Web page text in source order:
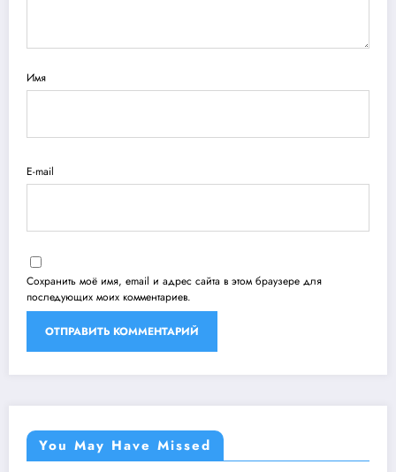
Имя
E-mail
Сохранить моё имя, email и адрес сайта в этом браузере для
последующих моих комментариев.
You May Have Missed